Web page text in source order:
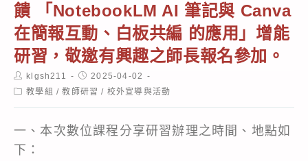
饋 「NotebookLM AI 筆記與 Canva
在簡報互動、白板共編 的應用」增能
研習，敬邀有興趣之師長報名參加。
Post
author:
klgsh211
Post
published:
2025-04-02
Post教學組 / 教師研習 / 校外宣導與活動
一、本次數位課程分享研習辦理之時間、地點如
下：